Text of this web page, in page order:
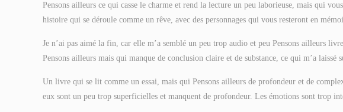
Pensons ailleurs ce qui casse le charme et rend la lecture un peu laborieuse, mais qui
histoire qui se déroule comme un rêve, avec des personnages qui vous resteront en
Je n’ai pas aimé la fin, car elle m’a semblé un peu trop audio et peu Pensons ailleurs
Pensons ailleurs mais qui manque de conclusion claire et de substance, ce qui m’a laissé
Un livre qui se lit comme un essai, mais qui Pensons ailleurs de profondeur et de
eux sont un peu trop superficielles et manquent de profondeur. Les émotions sont trop